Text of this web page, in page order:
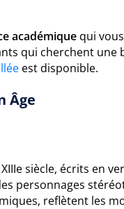
académique qui
qui cherchent une
est disponible.
Âge
siècle, écrits en
personnages
reflètent les